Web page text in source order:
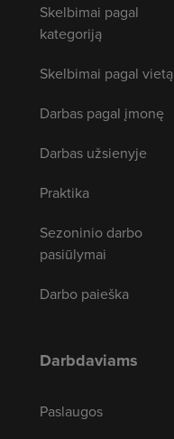
Skelbimai pagal
kategoriją
Skelbimai pagal vietą
Darbas pagal įmonę
Darbas užsienyje
Praktika
Sezoninio darbo
pasiūlymai
Darbo paieška
Darbdaviams
Paslaugos